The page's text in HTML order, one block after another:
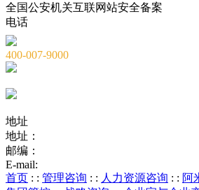
全国公安机关互联网站安全备案
电话
400-007-9000
地址
地址：
邮编：
E-mail:
首页 : : 管理咨询 : : 人力资源咨询 : : 阿